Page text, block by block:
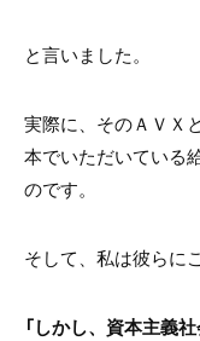
と言いました。
実際に、そのＡＶＸ
本でいただいている
のです。
そして、私は彼らに
「しかし、資本主義